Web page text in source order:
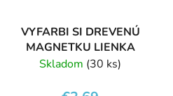
VYFARBI SI DREVENÚ
MAGNETKU LIENKA
Skladom (30 ks)